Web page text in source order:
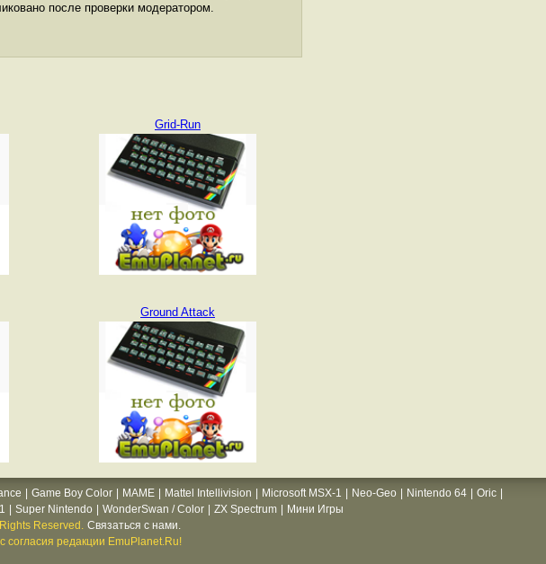
после проверки модератором.
Grid-Run
Ground Attack
Game Boy Color MAME Mattel Intellivision Microsoft MSX-1 Neo-Geo Nintendo 64 Oric
Super Nintendo WonderSwan / Color ZX Spectrum
Мини Игры
Reserved. Связаться с нами.
согласия редакции EmuPlanet.Ru!